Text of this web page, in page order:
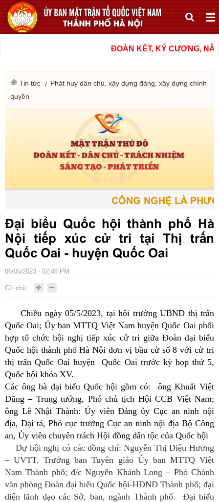
ĐOÀN KẾT, KỶ CƯƠNG,
Tin tức
Phát huy dân chủ, xây dựng đảng, xây dựng chính
quyền
CÔNG NGHỆ LÀ
Đại biểu Quốc hội thành phố Hà
Nội tiếp xúc cử tri tại Thị trấn
Quốc Oai - huyện Quốc Oai
06/05/2023 - 02:48 PM
Cỡ chữ
Chiều ngày 05/5/2023, tại hội trường UBND thị trấn
Quốc Oai; Ủy ban MTTQ Việt Nam huyện Quốc Oai phối
hợp tổ chức hội nghị tiếp xúc cử tri giữa Đoàn đại biểu
Quốc hội thành phố Hà Nội đơn vị bầu cử số 8 với cử tri
thị trấn Quốc Oai huyện Quốc Oai trước kỳ họp thứ 5,
Quốc hội khóa XV.
Các ông bà đại biểu Quốc hội gồm có:
ông Khuất Việt
Dũng – Trung tướng, Phó chủ tịch Hội CCB Việt Nam;
ông Lê Nhật Thành: Ủy viên Đảng ủy Cục an ninh nội
địa, Đại tá, Phó cục trưởng Cục an ninh nội địa Bộ Công
an, Ủy viên chuyên trách Hội đồng dân tộc của Quốc hội
Dự hội nghị có các đồng chí: Nguyễn Thị Diệu Hương
– UVTT, Trưởng ban Tuyên giáo Ủy ban MTTQ Việt
Nam Thành phố; đ/c Nguyễn Khánh Long – Phó Chánh
văn phòng Đoàn đại biểu Quốc hội-HĐND Thành phố; đại
diện lãnh đạo các Sở, ban, ngành Thành phố. Đại biểu